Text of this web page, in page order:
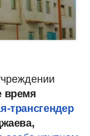
время
трансгендер